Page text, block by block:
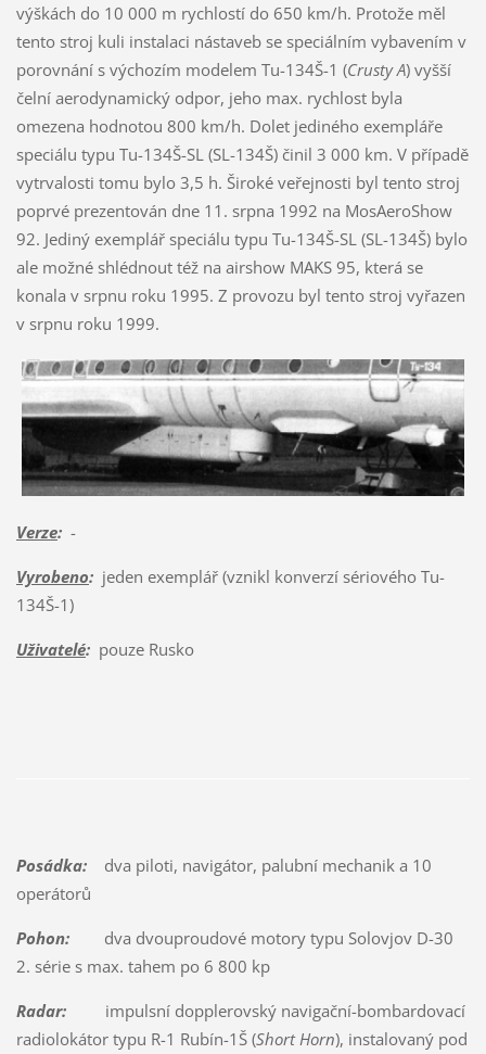
výškách do 10 000 m rychlostí do 650 km/h. Protože měl
tento stroj kuli instalaci nástaveb se speciálním vybavením v
porovnání s výchozím modelem Tu-134Š-1 (Crusty A) vyšší
čelní aerodynamický odpor, jeho max. rychlost byla
omezena hodnotou 800 km/h. Dolet jediného exempláře
speciálu typu Tu-134Š-SL (SL-134Š) činil 3 000 km. V případě
vytrvalosti tomu bylo 3,5 h. Široké veřejnosti byl tento stroj
poprvé prezentován dne 11. srpna 1992 na MosAeroShow
92. Jediný exemplář speciálu typu Tu-134Š-SL (SL-134Š) bylo
ale možné shlédnout též na airshow MAKS 95, která se
konala v srpnu roku 1995. Z provozu byl tento stroj vyřazen
v srpnu roku 1999.
Verze:-
Vyrobeno:jeden exemplář (vznikl konverzí sériového Tu-
134Š-1)
Uživatelé:pouze Rusko
Posádka:dva piloti, navigátor, palubní mechanik a 10
operátorů
Pohon:dva dvouproudové motory typu Solovjov D-30
2. série s max. tahem po 6 800 kp
Radar:impulsní dopplerovský navigační-bombardovací
radiolokátor typu R-1 Rubín-1Š (Short Horn), instalovaný pod